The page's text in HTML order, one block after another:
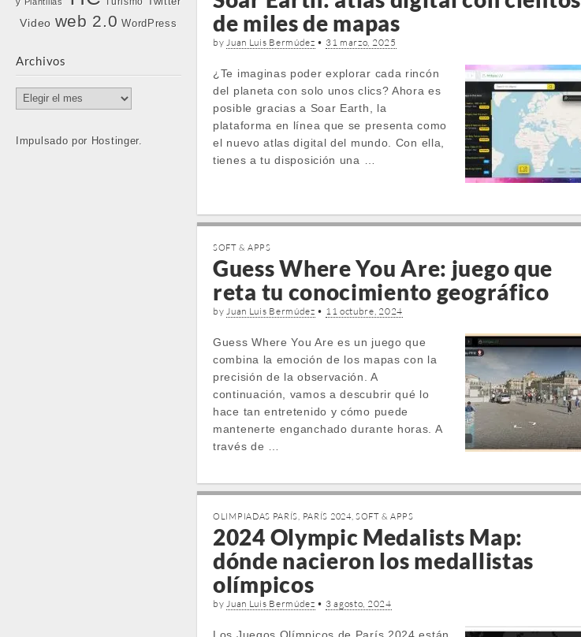
Video web 2.0 WordPress
Archivos
Archivos
Impulsado por Hostinger.
de miles de mapas
byJuan Luis Bermúdez • 31 marzo, 2025
¿Te imaginas poder explorar cada rincón
del planeta con solo unos clics? Ahora es
posible gracias a Soar Earth, la
plataforma en línea que se presenta como
el nuevo atlas digital del mundo. Con ella,
tienes a tu disposición una …
SOFT & APPS
Guess Where You Are: juego que
reta tu conocimiento geográfico
byJuan Luis Bermúdez • 11 octubre, 2024
Guess Where You Are es un juego que
combina la emoción de los mapas con la
precisión de la observación. A
continuación, vamos a descubrir qué lo
hace tan entretenido y cómo puede
mantenerte enganchado durante horas. A
través de …
OLIMPIADAS PARÍS, PARÍS 2024,SOFT & APPS
2024 Olympic Medalists Map:
dónde nacieron los medallistas
olímpicos
byJuan Luis Bermúdez • 3 agosto, 2024